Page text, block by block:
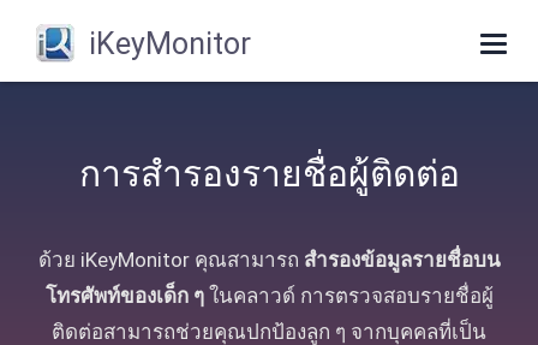
iKeyMonitor
การสํารองรายชื่อผู้ติดต่อ
ด้วย iKeyMonitor คุณสามารถ สํารองข้อมูลรายชื่อบน
โทรศัพท์ของเด็ก ๆในคลาวด์ การตรวจสอบรายชื่อผู้
ติดต่อสามารถช่วยคุณปกป้องลูก ๆ จากบุคคลที่เป็น